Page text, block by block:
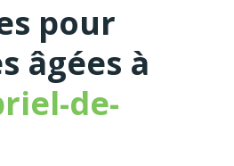
pour
âgées à
de-